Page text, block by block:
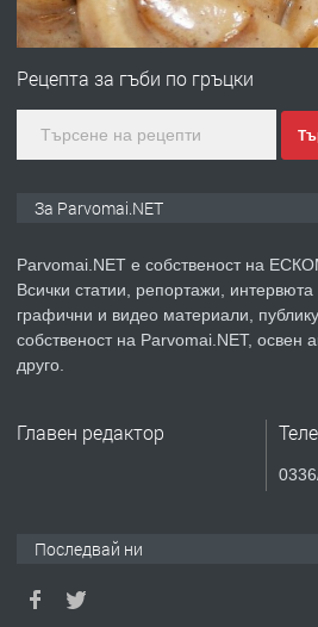
ПРЕДЛАГА
Първи поход
ПРЕДЛАГА Уроци по
Рецепта за гъби по гръцки
За Parvomai.NET
Parvomai.NET е собственост на
Всички статии, репортажи, интервюта
графични и видео материали,
собственост на Parvomai.NET, освен
друго.
Главен редактор
Последвай ни